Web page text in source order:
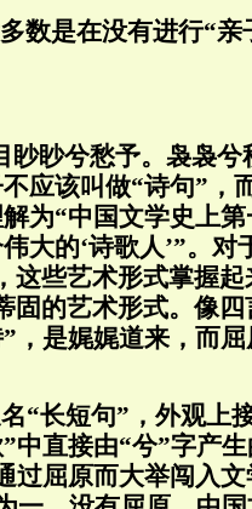
数是在没有进行“
眇眇兮愁予。袅袅
应该叫做“诗句”，
为“中国文学史上
大的‘诗歌人’”。对
这些艺术形式掌握
固的艺术形式。像
，是娓娓道来，而
“长短句”，外观上
中直接由“兮”字产
过屈原而大举闯入